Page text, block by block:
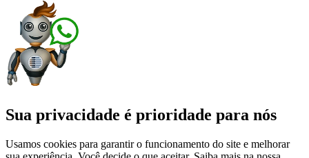
Sua privacidade é prioridade para nós
Usamos cookies para garantir o funcionamento do site e melhorar